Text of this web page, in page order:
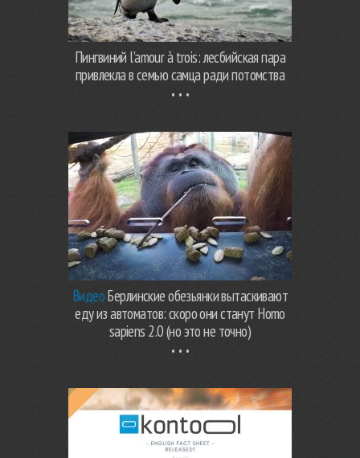
Пингвиний l’amour à trois: лесбийская пара
привлекла в семью самца ради потомства
ВидеоБерлинские обезьянки вытаскивают
еду из автоматов: скоро они станут Homo
sapiens 2.0 (но это не точно)